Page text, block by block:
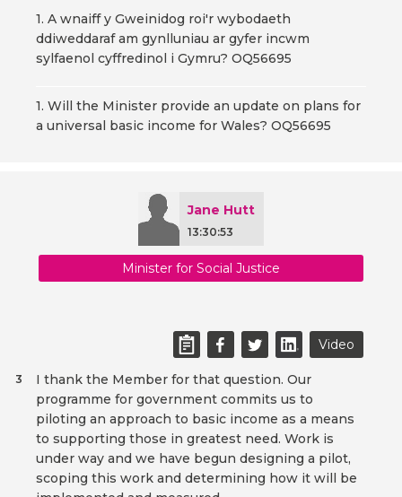
1. A wnaiff y Gweinidog roi'r wybodaeth
ddiweddaraf am gynlluniau ar gyfer incwm
sylfaenol cyffredinol i Gymru? OQ56695
1. Will the Minister provide an update on plans for
a universal basic income for Wales? OQ56695
Jane Hutt
13:30:53
Minister for Social Justice
Video
I thank the Member for that question. Our
programme for government commits us to
piloting an approach to basic income as a means
to supporting those in greatest need. Work is
under way and we have begun designing a pilot,
scoping this work and determining how it will be
3